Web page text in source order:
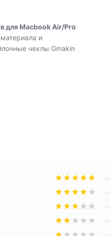
для Macbook Air/Pro
материала и
чехлы Gmakin